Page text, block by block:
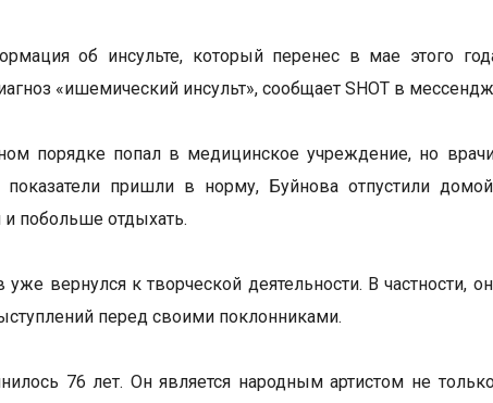
об инсульте, который перенес в мае этого
«ишемический инсульт», сообщает SHOT в
порядке попал в медицинское учреждение, но
показатели пришли в норму, Буйнова отпустили
и побольше отдыхать.
вернулся к творческой деятельности. В частности,
перед своими поклонниками.
76 лет. Он является народным артистом не